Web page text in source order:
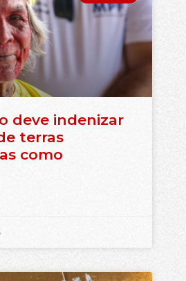
deve indenizar
terras
como